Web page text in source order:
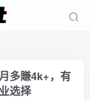
多賺4k+，有
选择